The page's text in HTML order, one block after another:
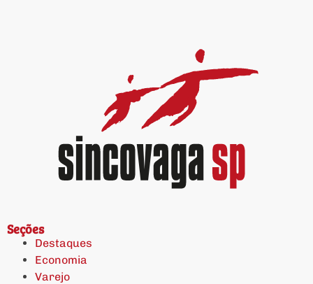
Seções
Destaques
Economia
Varejo